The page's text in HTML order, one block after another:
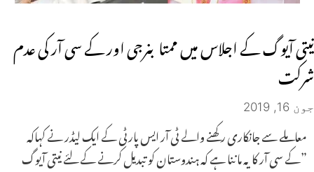
نیتی آیوگ کے اجلاس میں ممتا بنرجی اور کے سی آر کی عدم
شرکت
جون 16, 2019
معاملے سے جانکاری رکھنے والے ٹی آر ایس پارٹی کے ایک لیڈر نے کہاکہ
”کے سی آر کا یہ ماننا ہے کہ ہندوستان کو تبدیل کرنے کے لئے نیتی آیوگ